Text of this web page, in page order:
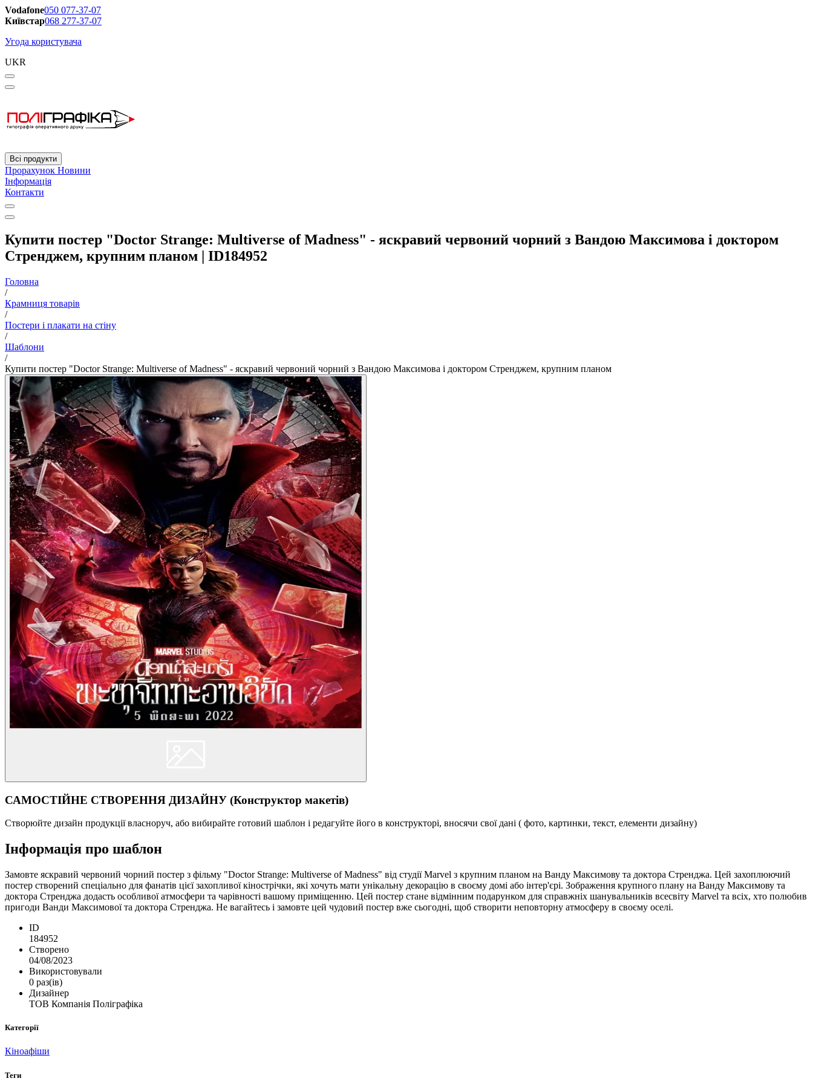
Vodafone050 077-37-07
Київстар068 277-37-07
Угода користувача
UKR
Всі продукти
Прорахунок Новини
Інформація
Контакти
Купити постер "Doctor Strange: Multiverse of Madness" - яскравий червоний чорний з Вандою Максимова і доктором
Стренджем, крупним планом | ID184952
Головна
/
Крамниця товарів
/
Постери і плакати на стіну
/
Шаблони
/
Купити постер "Doctor Strange: Multiverse of Madness" - яскравий червоний чорний з Вандою Максимова і доктором Стренджем, крупним планом
САМОСТІЙНЕ СТВОРЕННЯ ДИЗАЙНУ (Конструктор макетів)
Створюйте дизайн продукції власноруч, або вибирайте готовий шаблон і редагуйте його в конструкторі, вносячи свої дані ( фото, картинки, текст, елементи дизайну)
Інформація про шаблон
Замовте яскравий червоний чорний постер з фільму "Doctor Strange: Multiverse of Madness" від студії Marvel з крупним планом на Ванду Максимову та доктора Стренджа. Цей захоплюючий
постер створений спеціально для фанатів цієї захопливої кінострічки, які хочуть мати унікальну декорацію в своєму домі або інтер'єрі. Зображення крупного плану на Ванду Максимову та
доктора Стренджа додасть особливої атмосфери та чарівності вашому приміщенню. Цей постер стане відмінним подарунком для справжніх шанувальників всесвіту Marvel та всіх, хто полюбив
пригоди Ванди Максимової та доктора Стренджа. Не вагайтесь і замовте цей чудовий постер вже сьогодні, щоб створити неповторну атмосферу в своєму оселі.
ID
184952
Створено
04/08/2023
Використовували
0 раз(ів)
Дизайнер
ТОВ Компанія Поліграфіка
Категорії
Кіноафіши
Теги